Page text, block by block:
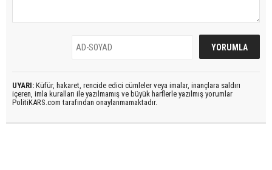
UYARI: Küfür, hakaret, rencide edici cümleler veya imalar, inançlara saldırı
içeren, imla kuralları ile yazılmamış ve büyük harflerle yazılmış yorumlar
PolitiKARS.com tarafından onaylanmamaktadır.